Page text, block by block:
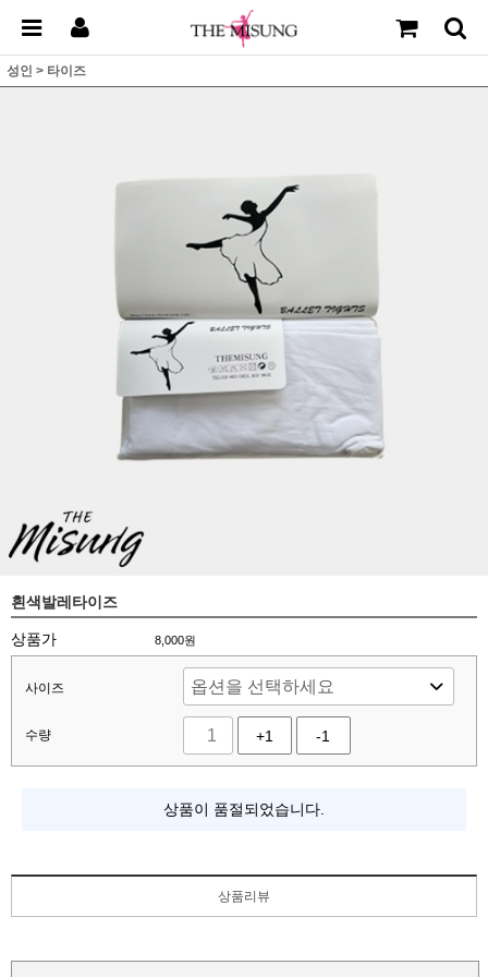
성인 > 타이즈
흰색발레타이즈
상품가 8,000원
사이즈
수량 +1 -1
상품이 품절되었습니다.
상품리뷰